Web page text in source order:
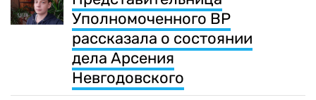
Уполномоченного ВР
рассказала о состоянии
дела Арсения
Невгодовского